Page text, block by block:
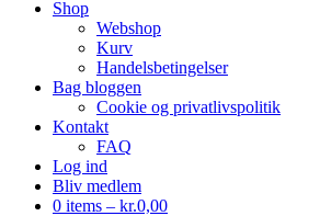
Shop
Webshop
Kurv
Handelsbetingelser
Bag bloggen
Cookie og privatlivspolitik
Kontakt
FAQ
Log ind
Bliv medlem
0 items – kr.0,00